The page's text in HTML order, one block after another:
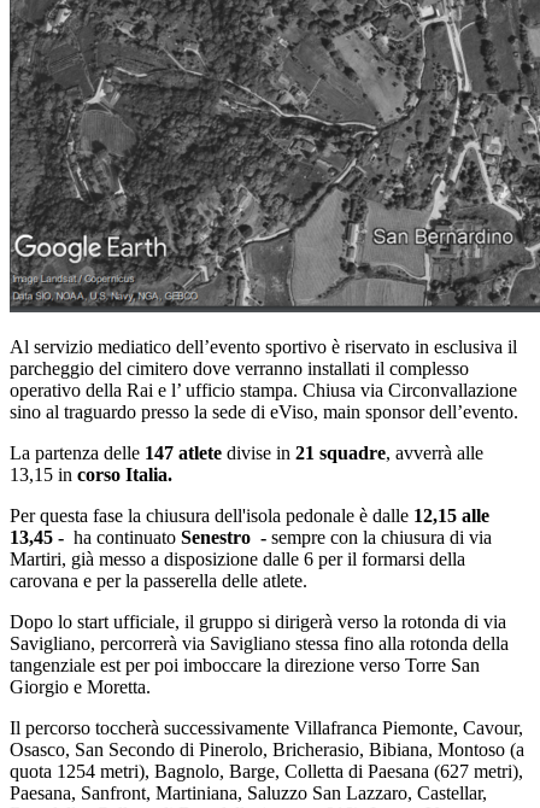
Al servizio mediatico dell’evento sportivo è riservato in esclusiva il
parcheggio del cimitero dove verranno installati il complesso
operativo della Rai e l’ ufficio stampa. Chiusa via Circonvallazione
sino al traguardo presso la sede di eViso, main sponsor dell’evento.
La partenza delle 147 atlete divise in 21 squadre, avverrà alle
13,15 in corso Italia.
Per questa fase la chiusura dell'isola pedonale è dalle 12,15 alle
13,45 - ha continuato Senestro - sempre con la chiusura di via
Martiri, già messo a disposizione dalle 6 per il formarsi della
carovana e per la passerella delle atlete.
Dopo lo start ufficiale, il gruppo si dirigerà verso la rotonda di via
Savigliano, percorrerà via Savigliano stessa fino alla rotonda della
tangenziale est per poi imboccare la direzione verso Torre San
Giorgio e Moretta.
Il percorso toccherà successivamente Villafranca Piemonte, Cavour,
Osasco, San Secondo di Pinerolo, Bricherasio, Bibiana, Montoso (a
quota 1254 metri), Bagnolo, Barge, Colletta di Paesana (627 metri),
Paesana, Sanfront, Martiniana, Saluzzo San Lazzaro, Castellar,